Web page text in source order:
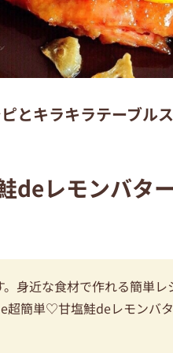
とキラキラテーブル
レモンバタ
身近な食材で作れる簡単
簡単♡甘塩鮭deレモンバ